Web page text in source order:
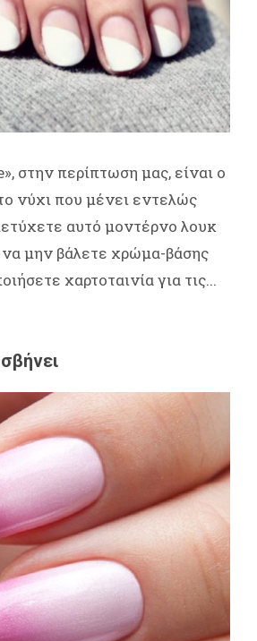
στην περίπτωση μας, είναι ο
νύχι που μένει εντελώς
αυτό μοντέρνο λουκ
μην βάλετε χρώμα-βάσης
χαρτοταινία για τις...